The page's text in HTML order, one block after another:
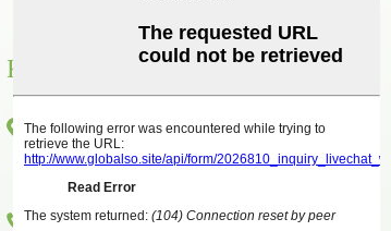
KONTAKTE
Værelse 1416, etage 14, Junhao International
Building, nr. 2, Chenjiang Zhongkai Avenue,
+86 18825458362